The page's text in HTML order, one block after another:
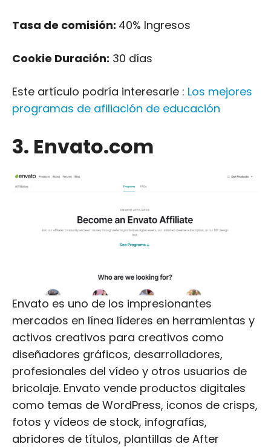
Tasa de comisión: 40% Ingresos
Cookie Duración: 30 días
Este artículo podría interesarle : Los mejores
programas de afiliación de educación
3. Envato.com
Envato es uno de los impresionantes
mercados en línea líderes en herramientas y
activos creativos para creativos como
diseñadores gráficos, desarrolladores,
profesionales del vídeo y otros usuarios de
bricolaje. Envato vende productos digitales
como temas de WordPress, iconos de crisps,
fotos y vídeos de stock, infografías,
abridores de títulos, plantillas de After